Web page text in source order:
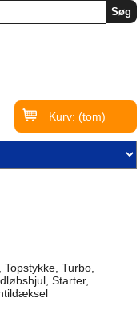
Kurv: (tom)
Turbo,
Starter,